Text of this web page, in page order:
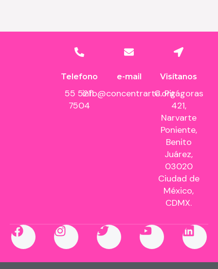
Telefono
55 5211
7504
e-mail
info@concentrarte.org
Visítanos
C. Pitágoras
421,
Narvarte
Poniente,
Benito
Juárez,
03020
Ciudad de
México,
CDMX.
F
a
c
I
n
s
T
w
i
Y
o
u
L
n